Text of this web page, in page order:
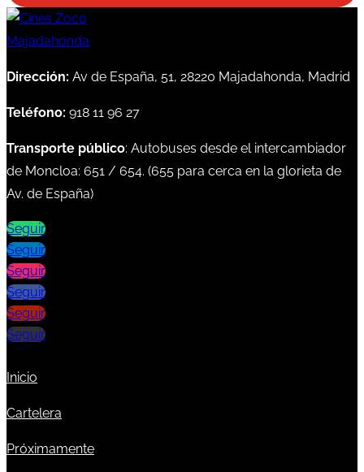
Dirección: Av de España, 51, 28220 Majadahonda, Madrid
Teléfono: 918 11 96 27
Transporte público: Autobuses desde el intercambiador
de Moncloa: 651 / 654. (655 para cerca en la glorieta de
Av. de España)
Seguir
Seguir
Seguir
Seguir
Seguir
Seguir
Inicio
Cartelera
Próximamente